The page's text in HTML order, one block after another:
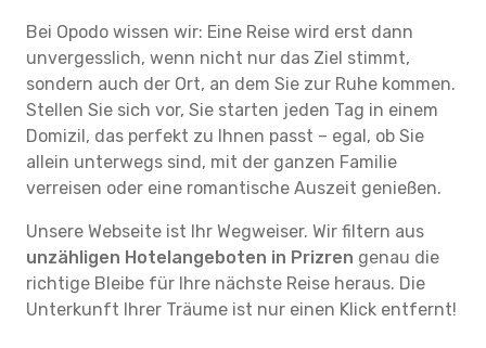
Bei Opodo wissen wir: Eine Reise wird erst dann
unvergesslich, wenn nicht nur das Ziel stimmt,
sondern auch der Ort, an dem Sie zur Ruhe kommen.
Stellen Sie sich vor, Sie starten jeden Tag in einem
Domizil, das perfekt zu Ihnen passt – egal, ob Sie
allein unterwegs sind, mit der ganzen Familie
verreisen oder eine romantische Auszeit genießen.
Unsere Webseite ist Ihr Wegweiser. Wir filtern aus
unzähligen Hotelangeboten in Prizren genau die
richtige Bleibe für Ihre nächste Reise heraus. Die
Unterkunft Ihrer Träume ist nur einen Klick entfernt!